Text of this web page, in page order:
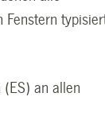
Fenstern
(ES) an allen